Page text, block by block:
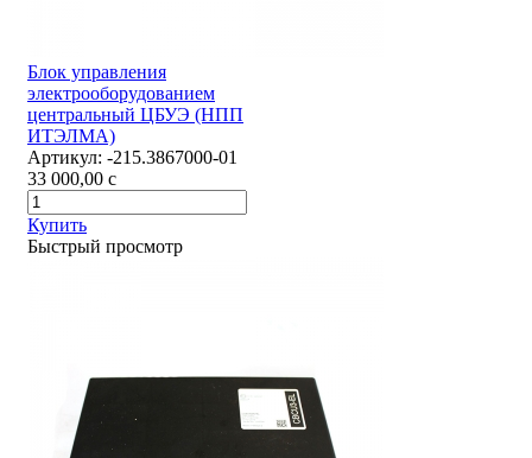
Блок управления
электрооборудованием
центральный ЦБУЭ (НПП
ИТЭЛМА)
Артикул: -215.3867000-01
33 000,00 c
Купить
Быстрый просмотр